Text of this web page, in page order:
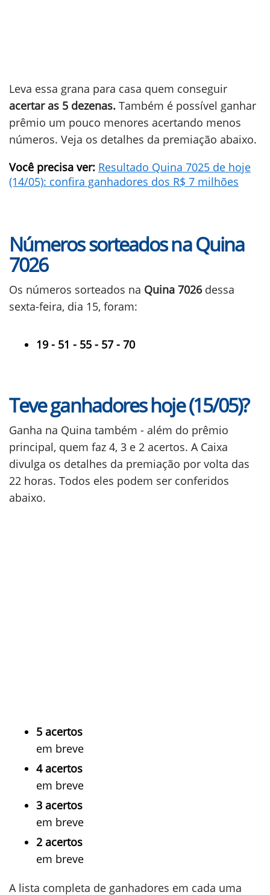
Leva essa grana para casa quem conseguir
acertar as 5 dezenas. Também é possível ganhar
prêmio um pouco menores acertando menos
números. Veja os detalhes da premiação abaixo.
Você precisa ver: Resultado Quina 7025 de hoje
(14/05): confira ganhadores dos R$ 7 milhões
Números sorteados na Quina
7026
Os números sorteados na Quina 7026dessa
sexta-feira, dia 15, foram:
19 - 51 - 55 - 57 - 70
Teve ganhadores hoje (15/05)?
Ganha na Quina também - além do prêmio
principal, quem faz 4, 3 e 2 acertos. A Caixa
divulga os detalhes da premiação por volta das
22 horas. Todos eles podem ser conferidos
abaixo.
5 acertos
em breve
4 acertos
em breve
3 acertos
em breve
2 acertos
em breve
A lista completa de ganhadores em cada uma